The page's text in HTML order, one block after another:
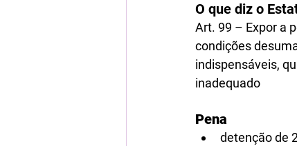
O que diz o
Art. 99 – Expor a
condições
indispensáveis,
inadequado
Pena
detenção de